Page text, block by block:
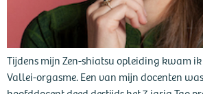
Tijdens mijn Zen-shiatsu opleiding kwam
Vallei-orgasme. Een van mijn docenten